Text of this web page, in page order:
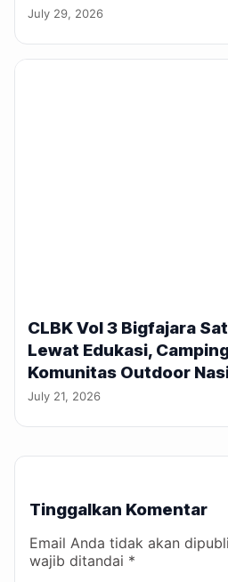
July 29, 2026
CLBK Vol 3 Bigfajara
Lewat Edukasi,
Komunitas Outdoor
July 21, 2026
Tinggalkan Komentar
Email Anda tidak akan
wajib ditandai *